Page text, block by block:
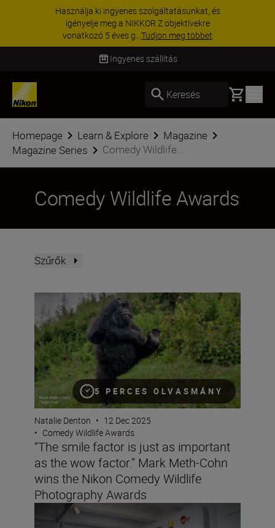
Használja ki ingyenes szolgáltatásunkat, és
igényelje meg a NIKKOR Z objektívekre
vonatkozó 5 éves g...Tudjon meg többet
Ingyenes szállítás
Keresés Basket
Homepage Learn & Explore
Magazine
Magazine Series
Comedy Wildlife...
Comedy Wildlife Awards
Szűrők
5 PERCES OLVASMÁNY
“The smile factor is just as important as the wow
Natalie Denton • 12 Dec 2025
• Comedy Wildlife Awards
“The smile factor is just as important
as the wow factor.” Mark Meth-Cohn
wins the Nikon Comedy Wildlife
Photography Awards
Last call! All you need to know to enter the Nikon